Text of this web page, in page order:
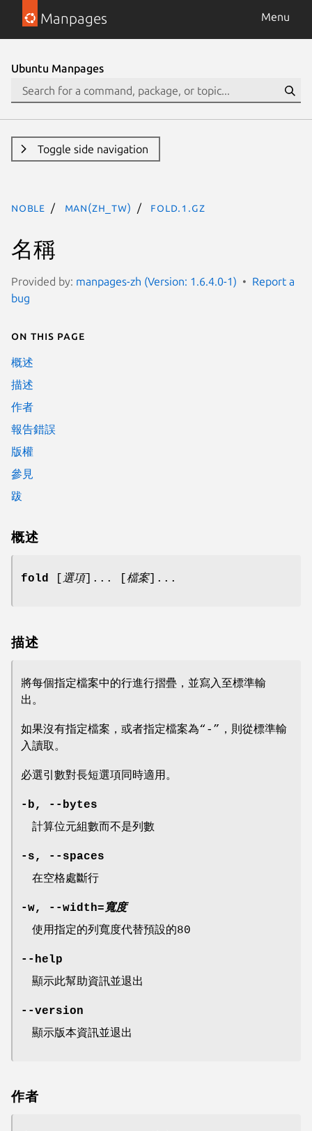
Manpages Menu
Ubuntu Manpages
Toggle side navigation
noble man(zh_TW) fold.1.gz
名稱
Provided by: manpages-zh (Version: 1.6.4.0-1)
Report a
bug
On this page
概述
描述
作者
報告錯誤
版權
參見
跋
概述
fold 選項]... [ 檔案]...
描述
將每個指定檔案中的行進行摺疊，並寫入至標準輸
出。
如果沒有指定檔案，或者指定檔案為“-”，則從標準輸
入讀取。
必選引數對長短選項同時適用。
-b ,
--bytes
計算位元組數而不是列數
-s ,
--spaces
在空格處斷行
-w, --width= 寬度
使用指定的列寬度代替預設的80
--help
顯示此幫助資訊並退出
--version
顯示版本資訊並退出
作者